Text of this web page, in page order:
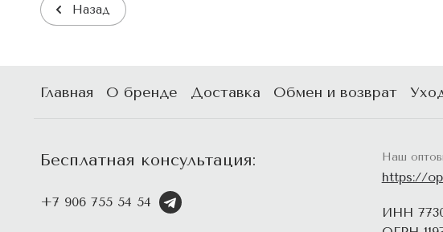
Назад
Главная О бренде Доставка Обмен и возврат
Бесплатная консультация:
+7 906 755 54 54
Наш
https://
ИНН